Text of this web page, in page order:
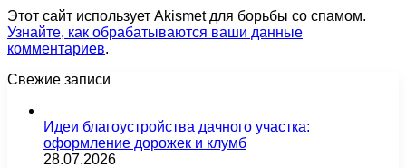
Этот сайт использует Akismet для борьбы со спамом.
Узнайте, как обрабатываются ваши данные
комментариев.
Свежие записи
Идеи благоустройства дачного участка:
оформление дорожек и клумб
28.07.2026